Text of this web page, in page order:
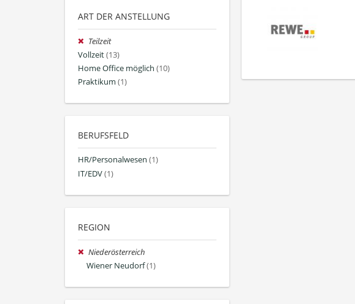
ART DER ANSTELLUNG
Teilzeit
Vollzeit(13)
Home Office möglich (10)
Praktikum (1)
BERUFSFELD
HR/Personalwesen (1)
IT/EDV(1)
REGION
Niederösterreich
Wiener Neudorf(1)